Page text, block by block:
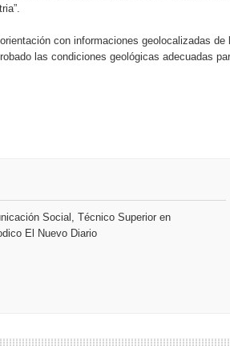
con informaciones geolocalizadas de
las condiciones geológicas adecuadas
Social, Técnico Superior en
El Nuevo Diario